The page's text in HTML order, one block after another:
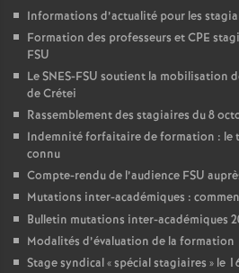
Informations d’actualité pour les
Formation des professeurs etCPE
FSU
LeSNES-FSU soutient la mobilisation
de Crétei
Rassemblement des stagiaires du 8
Indemnité forfaitaire de formation : le
connu
Compte-rendu de l’audience FSU
Mutations inter-académiques :
Bulletin mutations inter-académiques
Modalités d’évaluation de la formation
Stage syndical «spécial stagiaires » le